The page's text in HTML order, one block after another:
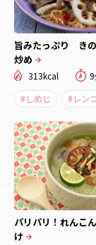
旨みたっぷり き
炒め
313kcal
#しめじ
#レン
パリパリ！れんこ
け